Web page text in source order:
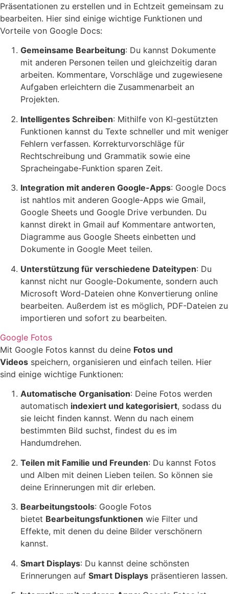
Präsentationen zu erstellen und in Echtzeit gemeinsam zu
bearbeiten. Hier sind einige wichtige Funktionen und
Vorteile von Google Docs:
Gemeinsame Bearbeitung: Du kannst Dokumente
mit anderen Personen teilen und gleichzeitig daran
arbeiten. Kommentare, Vorschläge und zugewiesene
Aufgaben erleichtern die Zusammenarbeit an
Projekten.
Intelligentes Schreiben: Mithilfe von KI-gestützten
Funktionen kannst du Texte schneller und mit weniger
Fehlern verfassen. Korrekturvorschläge für
Rechtschreibung und Grammatik sowie eine
Spracheingabe-Funktion sparen Zeit.
Integration mit anderen Google-Apps: Google Docs
ist nahtlos mit anderen Google-Apps wie Gmail,
Google Sheets und Google Drive verbunden. Du
kannst direkt in Gmail auf Kommentare antworten,
Diagramme aus Google Sheets einbetten und
Dokumente in Google Meet teilen.
Unterstützung für verschiedene Dateitypen: Du
kannst nicht nur Google-Dokumente, sondern auch
Microsoft Word-Dateien ohne Konvertierung online
bearbeiten. Außerdem ist es möglich, PDF-Dateien zu
importieren und sofort zu bearbeiten.
Google Fotos
Mit Google Fotos kannst du deine Fotos und
Videos speichern, organisieren und einfach teilen. Hier
sind einige wichtige Funktionen:
Automatische Organisation: Deine Fotos werden
automatisch indexiert und kategorisiert, sodass du
sie leicht finden kannst. Wenn du nach einem
bestimmten Bild suchst, findest du es im
Handumdrehen.
Teilen mit Familie und Freunden: Du kannst Fotos
und Alben mit deinen Lieben teilen. So können sie
deine Erinnerungen mit dir erleben.
Bearbeitungstools: Google Fotos
bietet Bearbeitungsfunktionen wie Filter und
Effekte, mit denen du deine Bilder verschönern
kannst.
Smart Displays: Du kannst deine schönsten
Erinnerungen auf Smart Displays präsentieren lassen.